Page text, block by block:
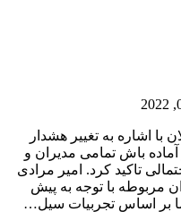
با اشاره به تغییر هشدار
باش تمامی مدیران و
تاکید کرد. امیر مرادی
مربوطه با توجه به پیش
بر اساس تجربیات سیل…